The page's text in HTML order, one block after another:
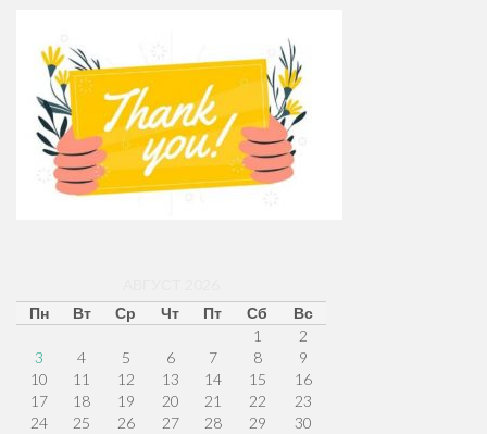
Пн
Вт Ср Чт Пт Сб
Вс
1
2
3
4 5 6 7 8
9
10
11 12 13 14 15
16
17
18 19 20 21 22
23
24
25 26 27 28 29 30